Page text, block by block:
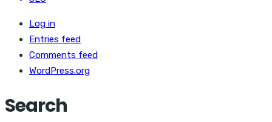
Log in
Entries feed
Comments feed
WordPress.org
Search